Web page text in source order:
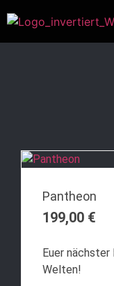
Pantheon
199,00 €
Euer
Welten!